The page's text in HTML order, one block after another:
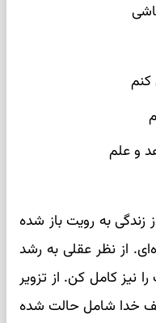
و علم
زندگی به رویت باز شده
از نظر عقلی به رشد
نیز کامل کن. از تزویر
خدا شامل حالت شده